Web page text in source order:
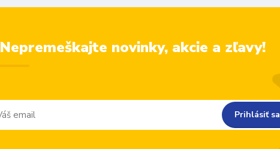
Nepremeškajte novinky, akcie a zľavy!
Prihlásiť sa